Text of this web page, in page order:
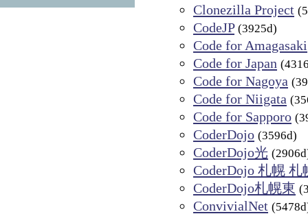
Clonezilla Project
CodeJP (3925d)
Code for Amagasaki
Code for Japan
Code for Nagoya
Code for Niigata
Code for Sapporo
CoderDojo (3596d)
CoderDojo光
CoderDojo 札幌 札
CoderDojo札幌東
ConvivialNet